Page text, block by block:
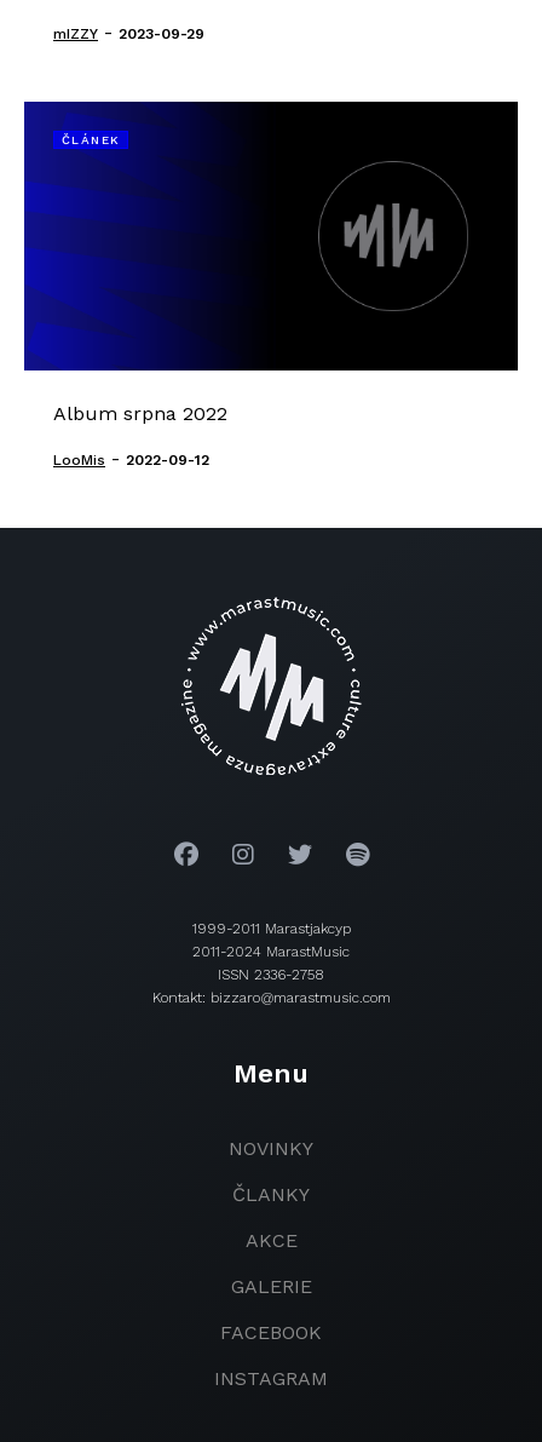
mIZZY - 2023-09-29
ČLÁNEK
Album srpna 2022
LooMis - 2022-09-12
1999-2011 Marastjakcyp
2011-2024 MarastMusic
ISSN 2336-2758
Kontakt: bizzaro@marastmusic.com
Menu
NOVINKY
ČLANKY
AKCE
GALERIE
FACEBOOK
INSTAGRAM